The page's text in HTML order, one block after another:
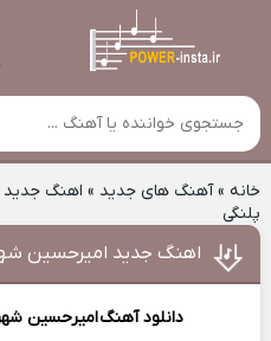
خانه»آهنگ های جدید » اهنگ جدید
پلنگی
اهنگ جدید امیرحسین
دانلود آهنگامیرحسین